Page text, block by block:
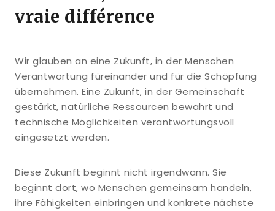
vraie différence
Wir glauben an eine Zukunft, in der Menschen
Verantwortung füreinander und für die Schöpfung
übernehmen. Eine Zukunft, in der Gemeinschaft
gestärkt, natürliche Ressourcen bewahrt und
technische Möglichkeiten verantwortungsvoll
eingesetzt werden.
Diese Zukunft beginnt nicht irgendwann. Sie
beginnt dort, wo Menschen gemeinsam handeln,
ihre Fähigkeiten einbringen und konkrete nächste